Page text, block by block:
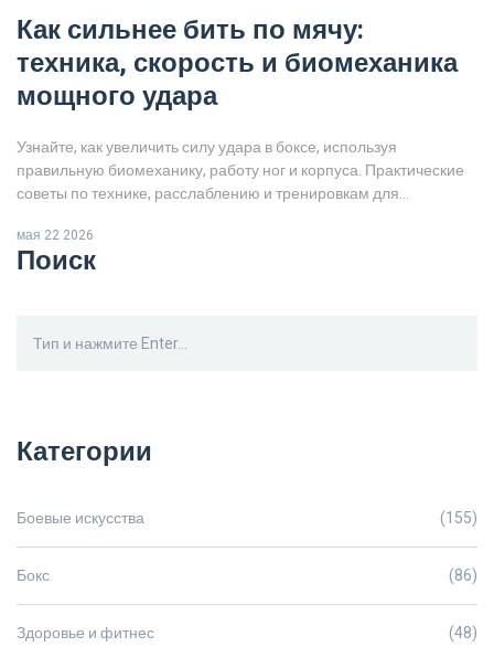
Как сильнее бить по мячу:
техника, скорость и биомеханика
мощного удара
Узнайте, как увеличить силу удара в боксе, используя
правильную биомеханику, работу ног и корпуса. Практические
советы по технике, расслаблению и тренировкам для
мая 22 2026
Поиск
Категории
Боевые искусства (155)
Бокс (86)
Здоровье и фитнес (48)